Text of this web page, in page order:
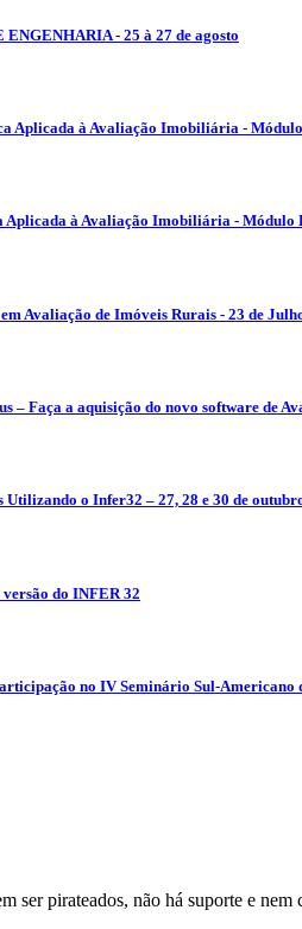
- 25 à 27 de agosto
Aplicada à Avaliação Imobiliária -
à Avaliação Imobiliária - Módulo
Avaliação de Imóveis Rurais - 23 de
– Faça a aquisição do novo software de
Utilizando o Infer32 – 27, 28 e 30 de
do INFER 32
no IV Seminário Sul-Americano
ser pirateados, não há suporte e